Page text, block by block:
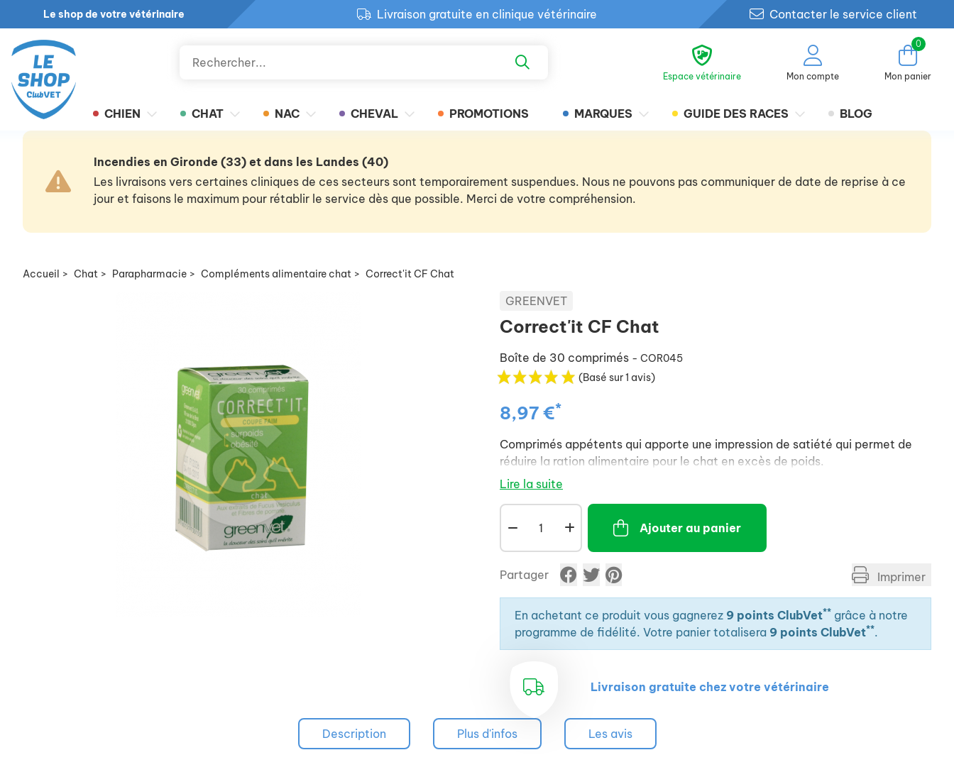
Le shop de votre vétérinaire
Livraison gratuite en clinique vétérinaire
Retour produit gratuit en clinique
Contacter le service client
Espace vétérinaire Mon compte
0
Mon panier
CHIEN CHAT NAC CHEVAL PROMOTIONS MARQUES GUIDE DES RACES BLOG
Incendies en Gironde (33) et dans les Landes (40)
Les livraisons vers certaines cliniques de ces secteurs sont temporairement suspendues. Nous ne pouvons pas communiquer de date de reprise à ce
jour et faisons le maximum pour rétablir le service dès que possible. Merci de votre compréhension.
Accueil > Chat > Parapharmacie > Compléments alimentaire chat > Correct'it CF Chat
GREENVET
Correct'it CF Chat
Boîte de 30 comprimés - COR045
(Basé sur 1 avis)
8,97 €*
Comprimés appétents qui apporte une impression de satiété qui permet de
réduire la ration alimentaire pour le chat en excès de poids.
Lire la suite
Ajouter au panier
Partager Imprimer
En achetant ce produit vous gagnerez 9 points ClubVet** grâce à notre
programme de fidélité. Votre panier totalisera 9 points ClubVet**.
Livraison gratuite chez votre vétérinaire
Description Plus d'infos Les avis